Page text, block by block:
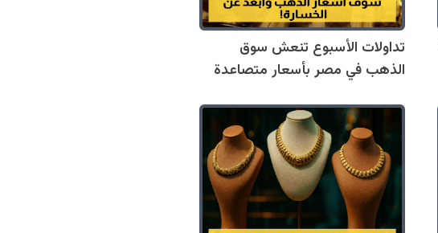
تداولات الأسبوع تنعش سوق
الذهب في مصر بأسعار متصاعدة